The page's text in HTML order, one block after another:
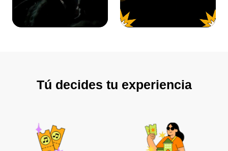
Tú decides tu experiencia